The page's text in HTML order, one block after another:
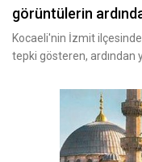
görüntülerin
Kocaeli'nin İzmit
tepki gösteren, ardından